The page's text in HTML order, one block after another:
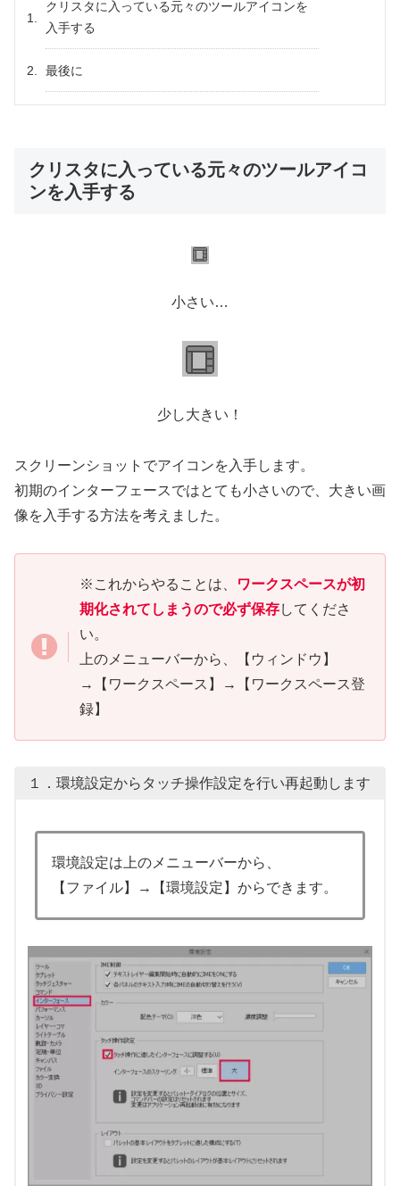
クリスタに入っている元々のツールアイコンを
入手する
最後に
クリスタに入っている元々のツールアイコ
ンを入手する
小さい…
少し大きい！
スクリーンショットでアイコンを入手します。
初期のインターフェースではとても小さいので、大きい画
像を入手する方法を考えました。
※これからやることは、
ワークスペースが初
期化されてしまうので必ず保存してくださ
い。
上のメニューバーから、【ウィンドウ】
→【ワークスペース】→【ワークスペース登
録】
１．環境設定からタッチ操作設定を行い再起動します
環境設定は上のメニューバーから、
【ファイル】→【環境設定】からできます。